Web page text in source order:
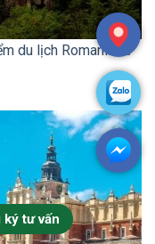
du lịch Romania từ
ký tư vấn